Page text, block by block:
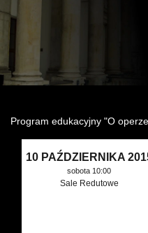
Wynajem rekwizytów
Fundusze unijne
Dotacje celowe
Program edukacyjny "O
10 PAŹDZIERNIKA
sobota 10:00
Sale Redutowe